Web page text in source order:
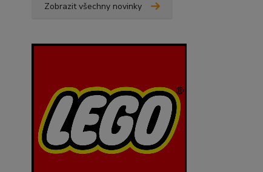
Zobrazit všechny novinky